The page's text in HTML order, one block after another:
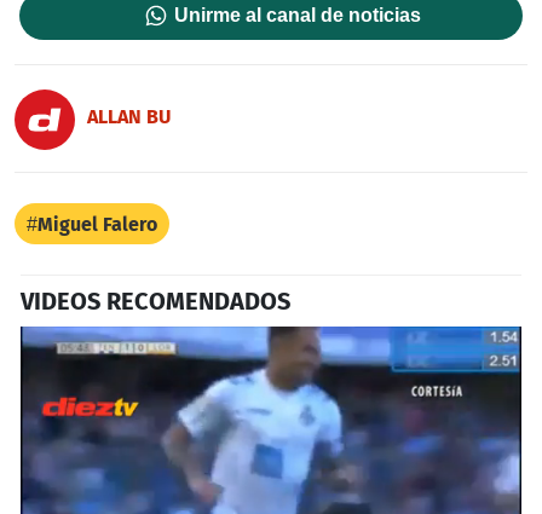
Unirme al canal de noticias
ALLAN BU
Miguel Falero
VIDEOS RECOMENDADOS